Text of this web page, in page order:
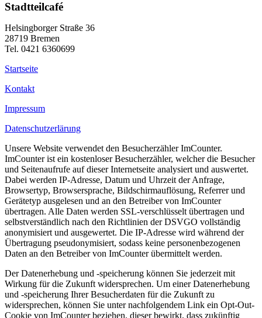
Stadtteilcafé
Helsingborger Straße 36
28719 Bremen
Tel. 0421 6360699
Startseite
Kontakt
Impressum
Datenschutzerlärung
Unsere Website verwendet den Besucherzähler ImCounter.
ImCounter ist ein kostenloser Besucherzähler, welcher die Besucher
und Seitenaufrufe auf dieser Internetseite analysiert und auswertet.
Dabei werden IP-Adresse, Datum und Uhrzeit der Anfrage,
Browsertyp, Browsersprache, Bildschirmauflösung, Referrer und
Gerätetyp ausgelesen und an den Betreiber von ImCounter
übertragen. Alle Daten werden SSL-verschlüsselt übertragen und
selbstverständlich nach den Richtlinien der DSVGO vollständig
anonymisiert und ausgewertet. Die IP-Adresse wird während der
Übertragung pseudonymisiert, sodass keine personenbezogenen
Daten an den Betreiber von ImCounter übermittelt werden.
Der Datenerhebung und -speicherung können Sie jederzeit mit
Wirkung für die Zukunft widersprechen. Um einer Datenerhebung
und -speicherung Ihrer Besucherdaten für die Zukunft zu
widersprechen, können Sie unter nachfolgendem Link ein Opt-Out-
Cookie von ImCounter beziehen, dieser bewirkt, dass zukünftig